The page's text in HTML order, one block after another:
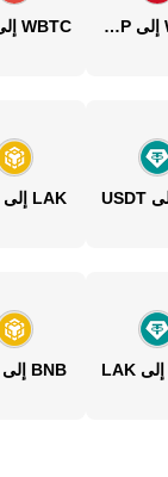
WBTC إلى PHP
LAK إلى BNB
BNB إلى LAK